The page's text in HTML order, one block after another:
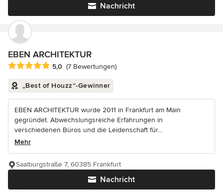
Nachricht
EBEN ARCHITEKTUR
Durchschnittliche Bewertung: 5 von 5 Sternen
5,0 (7 Bewertungen)
„Best of Houzz“-Gewinner
EBEN ARCHITEKTUR wurde 2011 in Frankfurt am Main
gegründet. Abwechslungsreiche Erfahrungen in
verschiedenen Büros und die Leidenschaft für...
Mehr
Nachricht
Saalburgstraße 7, 60385 Frankfurt